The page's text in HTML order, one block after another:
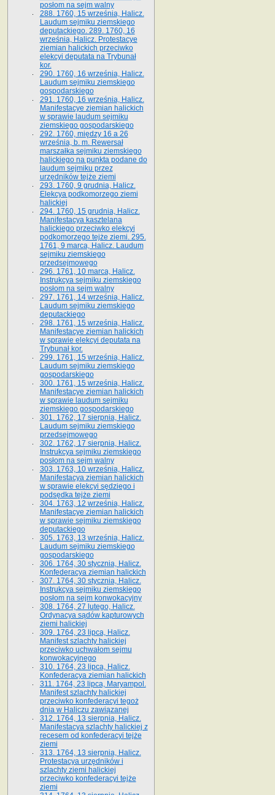
posłom na sejm walny
288. 1760, 15 września, Halicz.
Laudum sejmiku ziemskiego
deputackiego. 289. 1760, 16
września, Halicz. Protestacye
ziemian halickich przeciwko
elekcyi deputata na Trybunał
kor.
290. 1760, 16 września, Halicz.
Laudum sejmiku ziemskiego
gospodarskiego
291. 1760, 16 września, Halicz.
Manifestacye ziemian halickich
w sprawie laudum sejmiku
ziemskiego gospodarskiego
292. 1760, między 16 a 26
września, b. m. Rewersał
marszałka sejmiku ziemskiego
halickiego na punkta podane do
laudum sejmiku przez
urzędników tejże ziemi
293. 1760, 9 grudnia, Halicz.
Elekcya podkomorzego ziemi
halickiej
294. 1760, 15 grudnia, Halicz.
Manifestacya kasztelana
halickiego przeciwko elekcyi
podkomorzego tejże ziemi. 295.
1761, 9 marca, Halicz. Laudum
sejmiku ziemskiego
przedsejmowego
296. 1761, 10 marca, Halicz.
Instrukcya sejmiku ziemskiego
posłom na sejm walny
297. 1761, 14 września, Halicz.
Laudum sejmiku ziemskiego
deputackiego
298. 1761, 15 września, Halicz.
Manifestacye ziemian halickich
w sprawie elekcyi deputata na
Trybunał kor.
299. 1761, 15 września, Halicz.
Laudum sejmiku ziemskiego
gospodarskiego
300. 1761, 15 września, Halicz.
Manifestacye ziemian halickich
w sprawie laudum sejmiku
ziemskiego gospodarskiego
301. 1762, 17 sierpnia, Halicz.
Laudum sejmiku ziemskiego
przedsejmowego
302. 1762, 17 sierpnia, Halicz.
Instrukcya sejmiku ziemskiego
posłom na sejm walny
303. 1763, 10 września, Halicz.
Manifestacya ziemian halickich
w sprawie elekcyi sędziego i
podsędka tejże ziemi
304. 1763, 12 września, Halicz.
Manifestacye ziemian halickich
w sprawie sejmiku ziemskiego
deputackiego
305. 1763, 13 września, Halicz.
Laudum sejmiku ziemskiego
gospodarskiego
306. 1764, 30 stycznia, Halicz.
Konfederacya ziemian halickich
307. 1764, 30 stycznia, Halicz.
Instrukcya sejmiku ziemskiego
posłom na sejm konwokacyjny
308. 1764, 27 lutego, Halicz.
Ordynacya sądów kapturowych
ziemi halickiej
309. 1764, 23 lipca, Halicz.
Manifest szlachty halickiej
przeciwko uchwałom sejmu
konwokacyjnego
310. 1764, 23 lipca, Halicz.
Konfederacya ziemian halickich
311. 1764, 23 lipca, Maryampol.
Manifest szlachty halickiej
przeciwko konfederacyi tegoż
dnia w Haliczu zawiązanej
312. 1764, 13 sierpnia, Halicz.
Manifestacya szlachty halickiej z
recesem od konfederacyi tejże
ziemi
313. 1764, 13 sierpnia, Halicz.
Protestacya urzędników i
szlachty ziemi halickiej
przeciwko konfederacyi tejże
ziemi